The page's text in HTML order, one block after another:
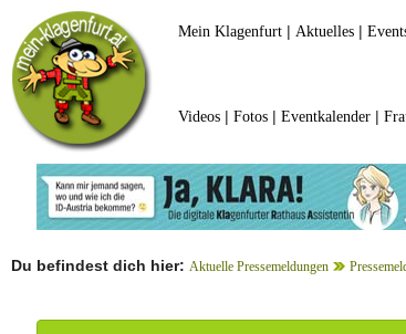
Mein Klagenfurt| Aktuelles|
Videos| Fotos| Eventkalender|
Du befindest dich hier: Aktuelle Pressemeldungen